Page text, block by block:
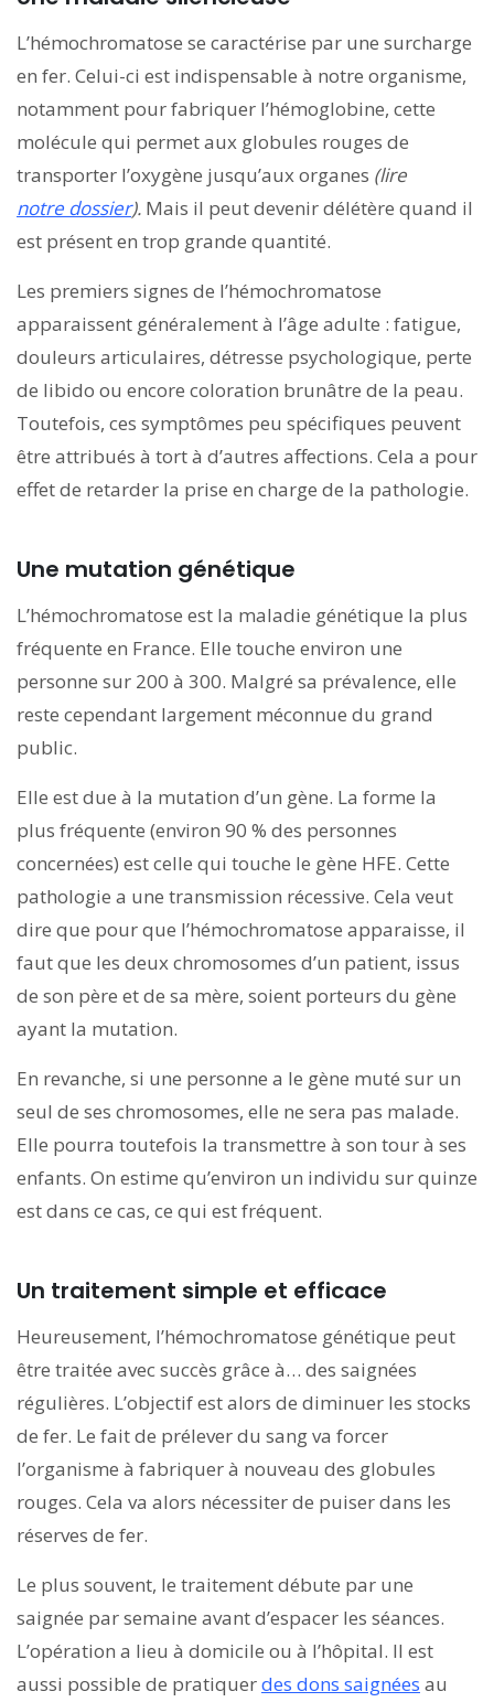
L’hémochromatose se caractérise par une surcharge
en fer. Celui-ci est indispensable à notre organisme,
notamment pour fabriquer l’hémoglobine, cette
molécule qui permet aux globules rouges de
transporter l’oxygène jusqu’aux organes (lire
notre dossier). Mais il peut devenir délétère quand il
est présent en trop grande quantité.
Les premiers signes de l’hémochromatose
apparaissent généralement à l’âge adulte : fatigue,
douleurs articulaires, détresse psychologique, perte
de libido ou encore coloration brunâtre de la peau.
Toutefois, ces symptômes peu spécifiques peuvent
être attribués à tort à d’autres affections. Cela a pour
effet de retarder la prise en charge de la pathologie.
Une mutation génétique
L’hémochromatose est la maladie génétique la plus
fréquente en France. Elle touche environ une
personne sur 200 à 300. Malgré sa prévalence, elle
reste cependant largement méconnue du grand
public.
Elle est due à la mutation d’un gène. La forme la
plus fréquente (environ 90 % des personnes
concernées) est celle qui touche le gène HFE. Cette
pathologie a une transmission récessive. Cela veut
dire que pour que l’hémochromatose apparaisse, il
faut que les deux chromosomes d’un patient, issus
de son père et de sa mère, soient porteurs du gène
ayant la mutation.
En revanche, si une personne a le gène muté sur un
seul de ses chromosomes, elle ne sera pas malade.
Elle pourra toutefois la transmettre à son tour à ses
enfants. On estime qu’environ un individu sur quinze
est dans ce cas, ce qui est fréquent.
Un traitement simple et efficace
Heureusement, l’hémochromatose génétique peut
être traitée avec succès grâce à… des saignées
régulières. L’objectif est alors de diminuer les stocks
de fer. Le fait de prélever du sang va forcer
l’organisme à fabriquer à nouveau des globules
rouges. Cela va alors nécessiter de puiser dans les
réserves de fer.
Le plus souvent, le traitement débute par une
saignée par semaine avant d’espacer les séances.
L’opération a lieu à domicile ou à l’hôpital. Il est
aussi possible de pratiquerdes dons saignées au